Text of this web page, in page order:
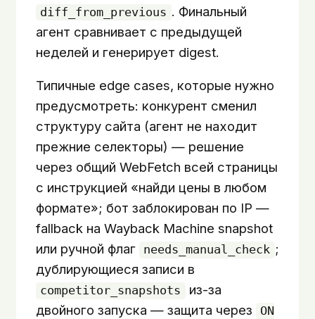
diff_from_previous . Финальный
агент сравнивает с предыдущей
неделей и генерирует digest.
Типичные edge cases, которые нужно
предусмотреть: конкурент сменил
структуру сайта (агент не находит
прежние селекторы) — решение
через общий WebFetch всей страницы
с инструкцией «найди цены в любом
формате»; бот заблокирован по IP —
fallback на Wayback Machine snapshot
или ручной флаг
needs_manual_check ;
дублирующиеся записи в
competitor_snapshots
из-за
двойного запуска — защита через
ON